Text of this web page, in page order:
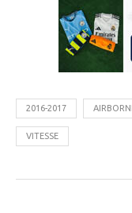
2016-2017
VITESSE